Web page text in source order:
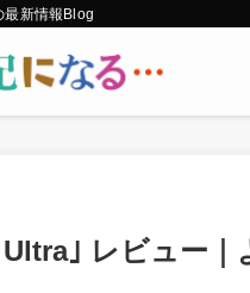
新情報Blog
｣ レビュー